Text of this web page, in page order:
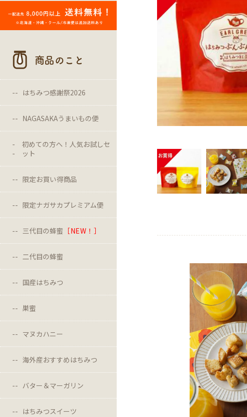
商品のこと
はちみつ感謝祭2026
NAGASAKAうまいもの便
初めての方へ！人気お試しセ
ット
限定お買い得商品
限定ナガサカプレミアム便
三代目の蜂蜜 ［NEW！］
二代目の蜂蜜
国産はちみつ
巣蜜
マヌカハニー
海外産おすすめはちみつ
バター＆マーガリン
はちみつスイーツ